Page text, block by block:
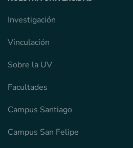
Investigación
Vinculación
Sobre la UV
Facultades
Campus Santiago
Campus San Felipe